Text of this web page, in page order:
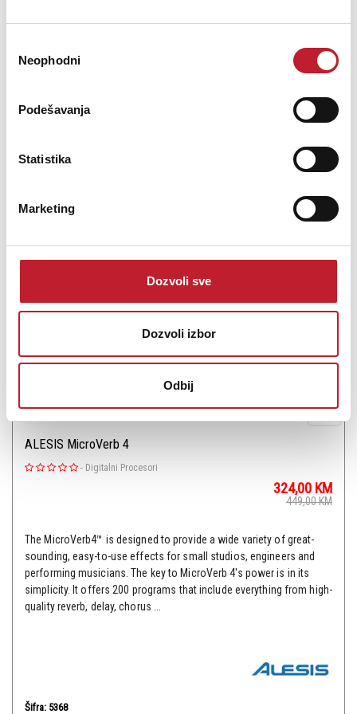
сагласности
Neophodni
Podešavanja
Statistika
Marketing
Dozvoli sve
Dozvoli izbor
Odbij
dbx Compression AFS™ (Advanced Feedback Suppression) 31-
Band Graphic EQ 12-Band Parametric EQ (with narrow notch
PROVJERITE DOSTUPNOST
ALESIS MicroVerb 4
- Digitalni Procesori
324,00 KM
449,00KM
The MicroVerb4™ is designed to provide a wide variety of great-
sounding, easy-to-use effects for small studios, engineers and
performing musicians. The key to MicroVerb 4's power is in its
simplicity. It offers 200 programs that include everything from high-
quality reverb, delay, chorus ...
Šifra: 5368